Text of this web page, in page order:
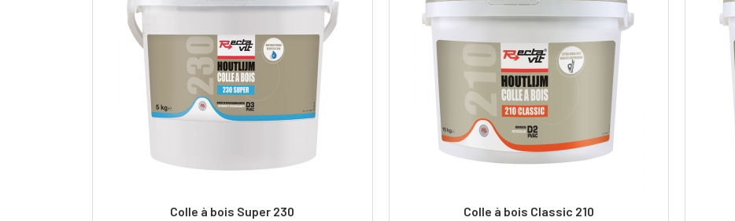
Colle à bois Super 230 Colle à bois Classic 210